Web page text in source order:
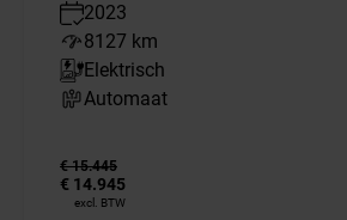
2023
8127 km
Elektrisch
Automaat
€ 15.445
€ 14.945
excl. BTW